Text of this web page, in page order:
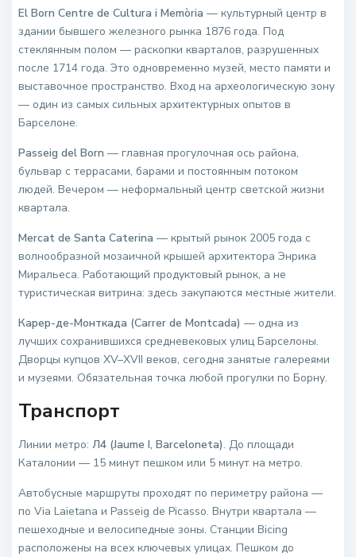
El Born Centre de Cultura i Memòria — культурный центр в
здании бывшего железного рынка 1876 года. Под
стеклянным полом — раскопки кварталов, разрушенных
после 1714 года. Это одновременно музей, место памяти и
выставочное пространство. Вход на археологическую зону
— один из самых сильных архитектурных опытов в
Барселоне.
Passeig del Born — главная прогулочная ось района,
бульвар с террасами, барами и постоянным потоком
людей. Вечером — неформальный центр светской жизни
квартала.
Mercat de Santa Caterina — крытый рынок 2005 года с
волнообразной мозаичной крышей архитектора Энрика
Миральеса. Работающий продуктовый рынок, а не
туристическая витрина: здесь закупаются местные жители.
Карер-де-Монткада (Carrer de Montcada) — одна из
лучших сохранившихся средневековых улиц Барселоны.
Дворцы купцов XV–XVII веков, сегодня занятые галереями
и музеями. Обязательная точка любой прогулки по Борну.
Транспорт
Линии метро:Л4 (Jaume I, Barceloneta). До площади
Каталонии — 15 минут пешком или 5 минут на метро.
Автобусные маршруты проходят по периметру района —
по Via Laietana и Passeig de Picasso. Внутри квартала —
пешеходные и велосипедные зоны. Станции Bicing
расположены на всех ключевых улицах. Пешком до